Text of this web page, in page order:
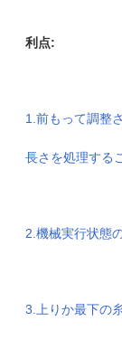
利点:
1.前もって調整
長さを処理する
2.機械実行状態
3.上りか最下の